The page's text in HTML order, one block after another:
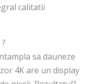
calitatii
sa dauneze
4K are un display